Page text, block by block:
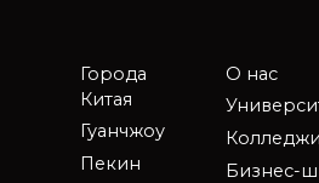
Города
Китая
Гуанчжоу
Пекин
О нас
Колледжи
Бизнес-